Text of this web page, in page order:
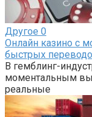
Другое 0
Онлайн казино с
быстрых
В гемблинг-
моментальным
реальные